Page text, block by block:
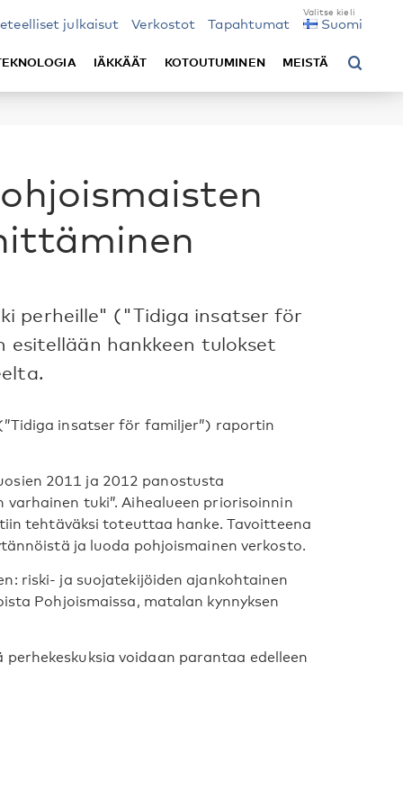
julkaisut Verkostot Tapahtumat Suomi
IÄKKÄÄT KOTOUTUMINEN MEISTÄ
perheille" ("Tidiga insatser för
hankkeen tulokset
insatser för familjer”) raportin
2011 ja 2012 panostusta
tuki”. Aihealueen priorisoinnin
tehtäväksi toteuttaa hanke. Tavoitteena
ja luoda pohjoismainen verkosto.
riski- ja suojatekijöiden ajankohtainen
Pohjoismaissa, matalan kynnyksen
voidaan parantaa edelleen